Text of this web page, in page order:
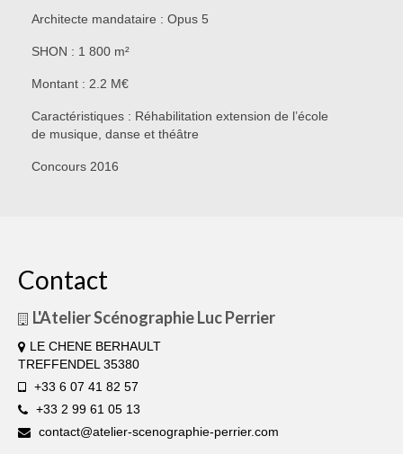
Architecte mandataire : Opus 5
SHON : 1 800 m²
Montant : 2.2 M€
Caractéristiques : Réhabilitation extension de l’école
de musique, danse et théâtre
Concours 2016
Contact
L'Atelier Scénographie Luc Perrier
LE CHENE BERHAULT
TREFFENDEL 35380
+33 6 07 41 82 57
+33 2 99 61 05 13
contact@atelier-scenographie-perrier.com